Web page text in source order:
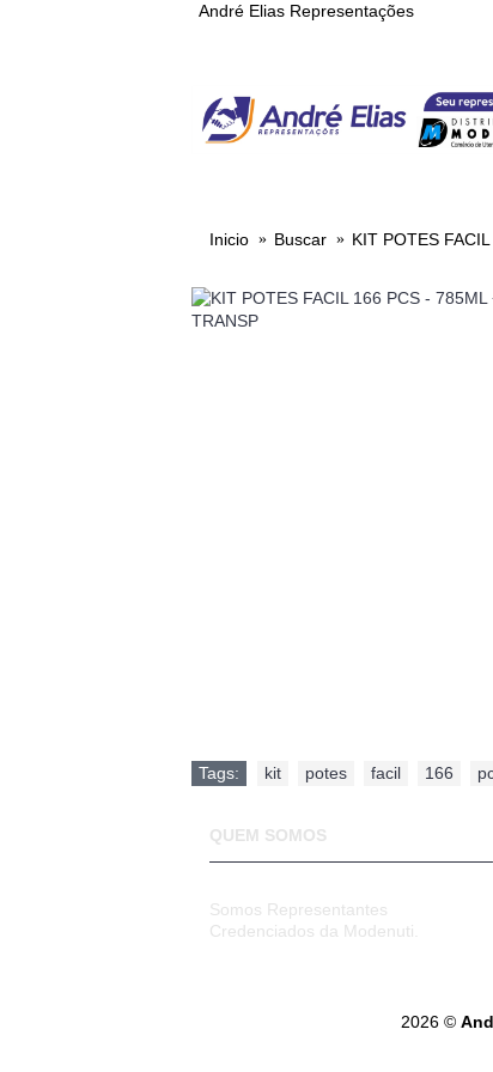
André Elias Representações
Inicio Buscar KIT POTES
Tags: kit potes facil 166
QUEM SOMOS
Somos Representantes
Credenciados da Modenuti.
2026 ©